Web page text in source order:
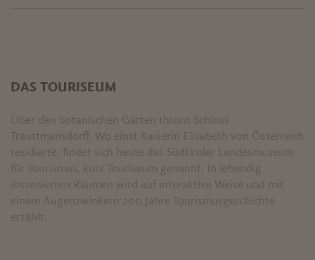
DAS TOURISEUM
Über den botanischen Gärten thront Schloss
Trauttmansdorff. Wo einst Kaiserin Elisabeth von Österreich
residierte, findet sich heute das Südtiroler Landesmuseum
für Tourismus, kurz Touriseum genannt. In lebendig
inszenierten Räumen wird auf interaktive Weise und mit
einem Augenzwinkern 200 Jahre Tourismusgeschichte
erzählt.